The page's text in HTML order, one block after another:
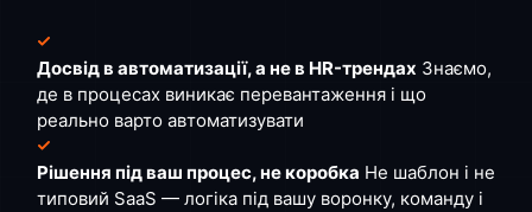
Досвід в автоматизації, а не в HR-трендах Знаємо,
де в процесах виникає перевантаження і що
реально варто автоматизувати
Рішення під ваш процес, не коробка Не шаблон і не
типовий SaaS — логіка під вашу воронку, команду і